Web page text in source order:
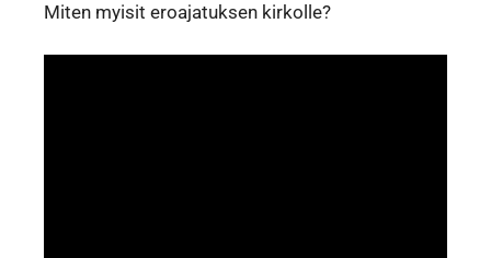
Miten myisit eroajatuksen kirkolle?